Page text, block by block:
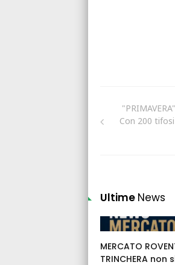
Con 200
Ultime News
MERCATO
TRINCHERA non